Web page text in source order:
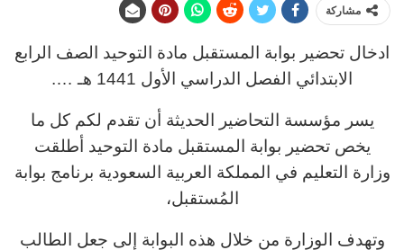
مشاركة
ادخال تحضير بوابة المستقبل مادة التوحيد الصف الرابع
الابتدائي الفصل الدراسي الأول 1441 هـ ….
يسر مؤسسة التحاضير الحديثة أن تقدم لكم كل ما
يخص تحضير بوابة المستقبل مادة التوحيد أطلقت
وزارة التعليم في المملكة العربية السعودية برنامج بوابة
المُستقبل،
وتهدف الوزارة من خلال هذه البوابة إلى جعل الطالب